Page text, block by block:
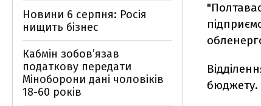
бюджету.
Новини 6 серпня: Росія
нищить бізнес
Кабмін зобовʼязав
податкову передати
Міноборони дані чоловіків
18-60 років